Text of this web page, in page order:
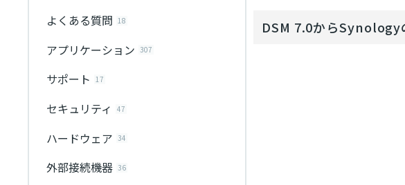
よくある質問 18
アプリケーション 307
サポート 17
セキュリティ 47
ハードウェア 34
外部接続機器 36
DSM 7.0からSynology